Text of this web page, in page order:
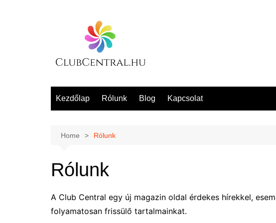
Kezdőlap Rólunk Blog Kapcsolat
Home Rólunk
Rólunk
A Club Central egy új magazin oldal érdekes hírekkel,
folyamatosan frissülő tartalmainkat.